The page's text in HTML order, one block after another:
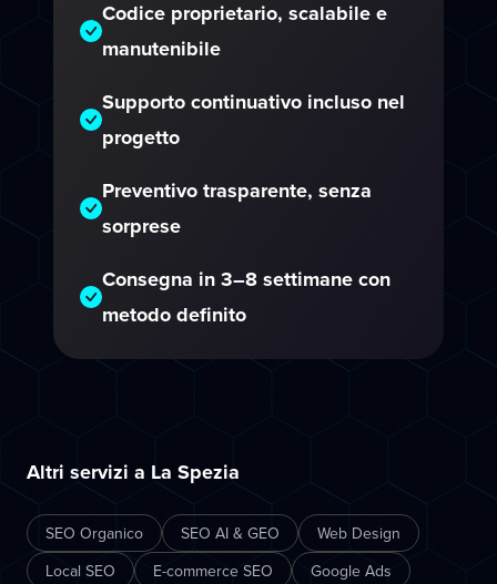
Codice proprietario, scalabile e
manutenibile
Supporto continuativo incluso nel
progetto
Preventivo trasparente, senza
sorprese
Consegna in 3–8 settimane con
metodo definito
Altri servizi a La Spezia
SEO Organico SEO AI & GEO
Web Design
Local SEO
E-commerce SEO Google Ads